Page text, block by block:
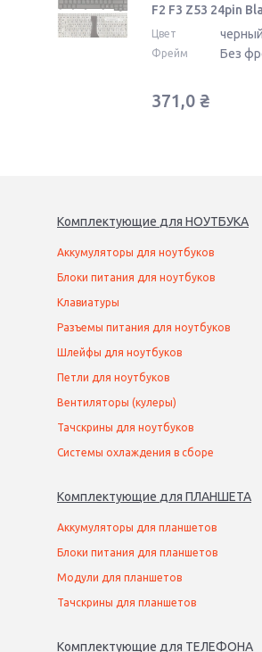
F2 F3 Z53 24pin
Цвет черный
Фрейм Без
371,0 ₴
Комплектующие для НОУТБУКА
Аккумуляторы для ноутбуков
Блоки питания для ноутбуков
Клавиатуры
Разъемы питания для ноутбуков
Шлейфы для ноутбуков
Петли для ноутбуков
Вентиляторы (кулеры)
Тачскрины для ноутбуков
Системы охлаждения в сборе
Комплектующие для ПЛАНШЕТА
Аккумуляторы для планшетов
Блоки питания для планшетов
Модули для планшетов
Тачскрины для планшетов
Комплектующие для ТЕЛЕФОНА